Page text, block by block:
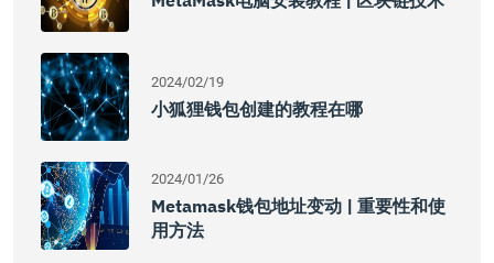
2024/02/19
小狐狸钱包创建的教程在哪
2024/01/26
Metamask钱包地址变动 | 重要性和使
用方法